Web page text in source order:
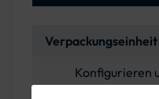
Verpackungseinheit
Konfigurieren